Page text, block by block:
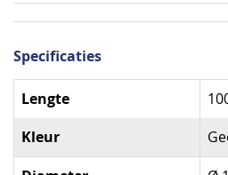
Specificaties
Specificaties
Lengte
Kleur